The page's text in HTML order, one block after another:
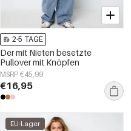
2-5 TAGE
Der mit Nieten besetzte
Pullover mit Knöpfen
MSRP €45,99
€16,95
EU-Lager